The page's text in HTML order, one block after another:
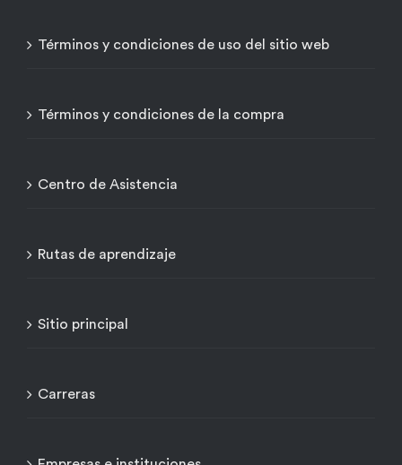
Términos y condiciones de uso del sitio web
Términos y condiciones de la compra
Centro de Asistencia
Rutas de aprendizaje
Sitio principal
Carreras